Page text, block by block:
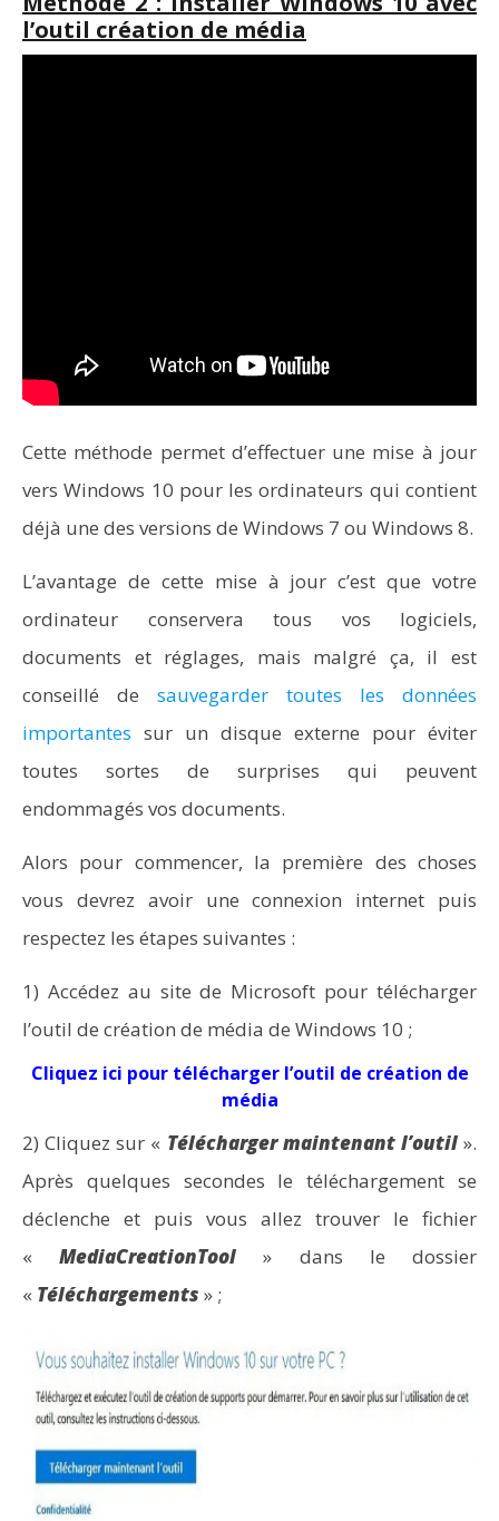
l’outil création de média
Cette méthode permet d’effectuer une mise à jour
vers Windows 10 pour les ordinateurs qui contient
déjà une des versions de Windows 7 ou Windows 8.
L’avantage de cette mise à jour c’est que votre
ordinateur conservera tous vos logiciels,
documents et réglages, mais malgré ça, il est
conseillé de sauvegarder toutes les données
importantes sur un disque externe pour éviter
toutes sortes de surprises qui peuvent
endommagés vos documents.
Alors pour commencer, la première des choses
vous devrez avoir une connexion internet puis
respectez les étapes suivantes :
1) Accédez au site de Microsoft pour télécharger
l’outil de création de média de Windows 10 ;
Cliquez ici pour télécharger l’outil de création de
média
2) Cliquez sur « Télécharger maintenant l’outil».
Après quelques secondes le téléchargement se
déclenche et puis vous allez trouver le fichier
«MediaCreationTool» dans le dossier
« Téléchargements » ;